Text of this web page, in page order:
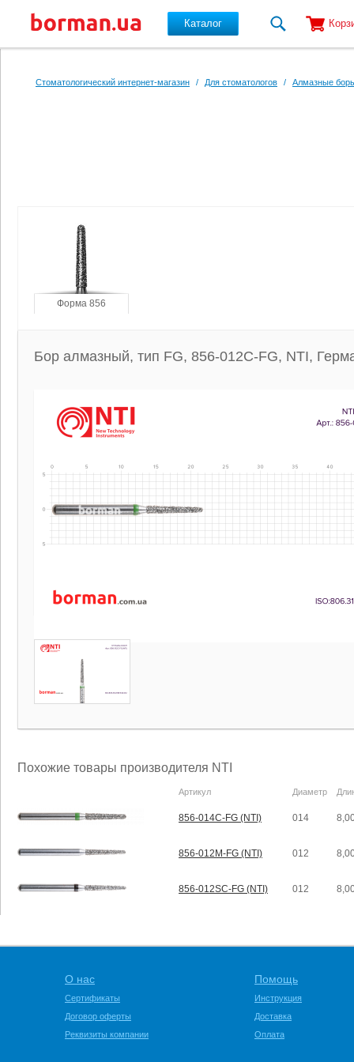
Каталог
Стоматологический интернет-магазин / Для стоматологов / Алмазные
Форма 856
Бор алмазный, тип FG, 856-012C-FG, NTI,
Похожие товары производителя NTI
Артикул Диаметр
856-014C-FG (NTI) 014
856-012M-FG (NTI) 012
856-012SC-FG (NTI) 012
О нас
Сертификаты
Договор оферты
Реквизиты компании
Помощь
Инструкция
Доставка
Оплата